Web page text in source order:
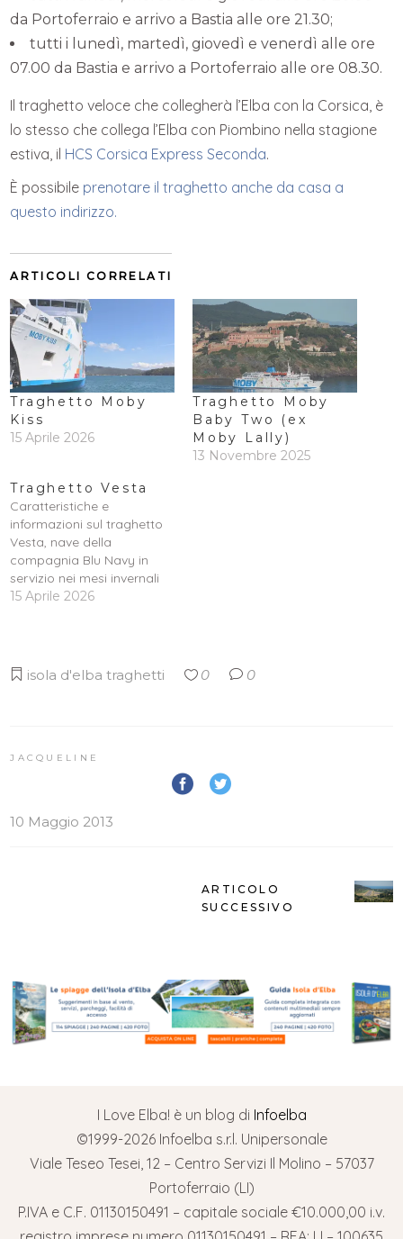
da Portoferraio e arrivo a Bastia alle ore 21.30;
tutti i lunedì, martedì, giovedì e venerdì alle ore
07.00 da Bastia e arrivo a Portoferraio alle ore 08.30.
Il traghetto veloce che collegherà l’Elba con la Corsica, è
lo stesso che collega l’Elba con Piombino nella stagione
estiva, il HCS Corsica Express Seconda.
È possibile prenotare il traghetto anche da casa a
questo indirizzo.
ARTICOLI CORRELATI
Traghetto Moby
Kiss
15 Aprile 2026
Traghetto Moby
Baby Two (ex
Moby Lally)
13 Novembre 2025
Traghetto Vesta
Caratteristiche e
informazioni sul traghetto
Vesta, nave della
compagnia Blu Navy in
servizio nei mesi invernali
sulla tratta Piombino –
15 Aprile 2026
isola d'elba traghetti 0 0
JACQUELINE
10 Maggio 2013
ARTICOLO
SUCCESSIVO
I Love Elba! è un blog di Infoelba
©1999-2026 Infoelba s.r.l. Unipersonale
Viale Teseo Tesei, 12 – Centro Servizi Il Molino – 57037
Portoferraio (LI)
P.IVA e C.F. 01130150491 – capitale sociale €10.000,00 i.v.